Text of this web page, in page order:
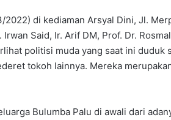
di kediaman Arsyal Dini, Jl.
Said, Ir. Arif DM, Prof. Dr.
politisi muda yang saat ini duduk
tokoh lainnya. Mereka
Bulumba Palu di awali dari